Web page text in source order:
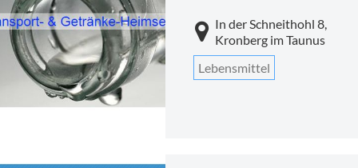
In der Schneithohl 8,
Kronberg im Taunus
Lebensmittel